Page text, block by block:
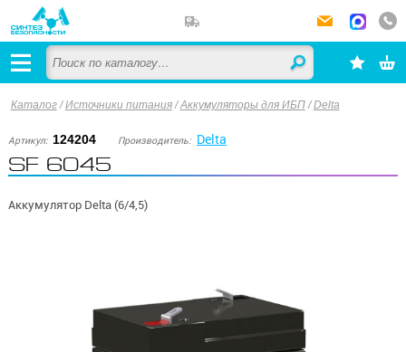
Каталог/Источники питания /Аккумуляторы для ИБП /Delta
Артикул: 124204 Производитель: Delta
SF 6045
Аккумулятор Delta (6/4,5)